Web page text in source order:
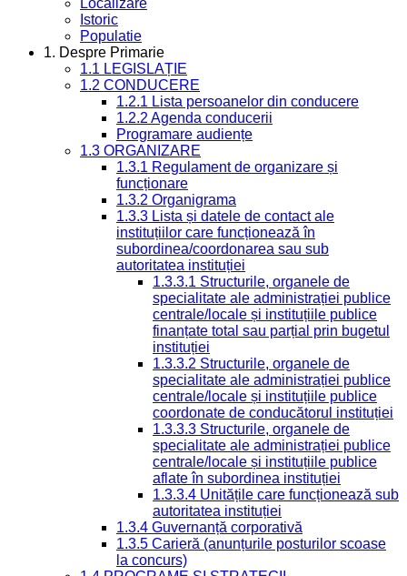
Istoric
Populatie
1. Despre Primarie
1.1 LEGISLAȚIE
1.2 CONDUCERE
1.2.1 Lista persoanelor din conducere
1.2.2 Agenda conducerii
Programare audiențe
1.3 ORGANIZARE
1.3.1 Regulament de organizare și
funcționare
1.3.2 Organigrama
1.3.3 Lista și datele de contact ale
instituțiilor care funcționează în
subordinea/coordonarea sau sub
autoritatea instituției
1.3.3.1 Structurile, organele de
specialitate ale administrației publice
centrale/locale și instituțiile publice
finanțate total sau parțial prin bugetul
instituției
1.3.3.2 Structurile, organele de
specialitate ale administrației publice
centrale/locale și instituțiile publice
coordonate de conducătorul instituției
1.3.3.3 Structurile, organele de
specialitate ale administrației publice
centrale/locale și instituțiile publice
aflate în subordinea instituției
1.3.3.4 Unitățile care funcționează sub
autoritatea instituției
1.3.4 Guvernanță corporativă
1.3.5 Carieră (anunțurile posturilor scoase
la concurs)